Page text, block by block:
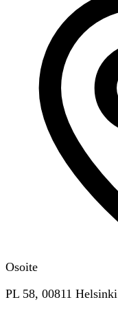
Osoite
PL 58, 00811 Helsinki